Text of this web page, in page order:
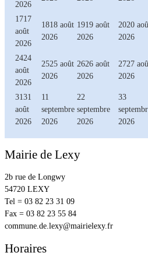
2026
1717
août
2026
1818 août
2026
1919 août
2026
2020
2026
2424
août
2026
2525 août
2026
2626 août
2026
2727
2026
3131
août
2026
11
septembre
2026
22
septembre
2026
33
2026
Mairie de Lexy
2b rue de Longwy
54720 LEXY
Tel = 03 82 23 31 09
Fax = 03 82 23 55 84
commune.de.lexy@mairielexy.fr
Horaires